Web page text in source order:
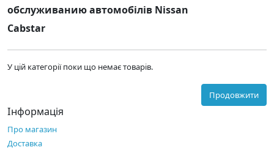
обслуживанию автомобілів Nissan
Cabstar
У цій категорії поки що немає товарів.
Продовжити
Інформація
Про магазин
Доставка